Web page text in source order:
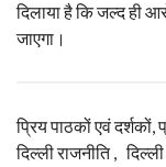
दिलाया है कि जल्द ही
जाएगा।
प्रिय पाठकों एवं दर्शकों,
दिल्ली राजनीति ,